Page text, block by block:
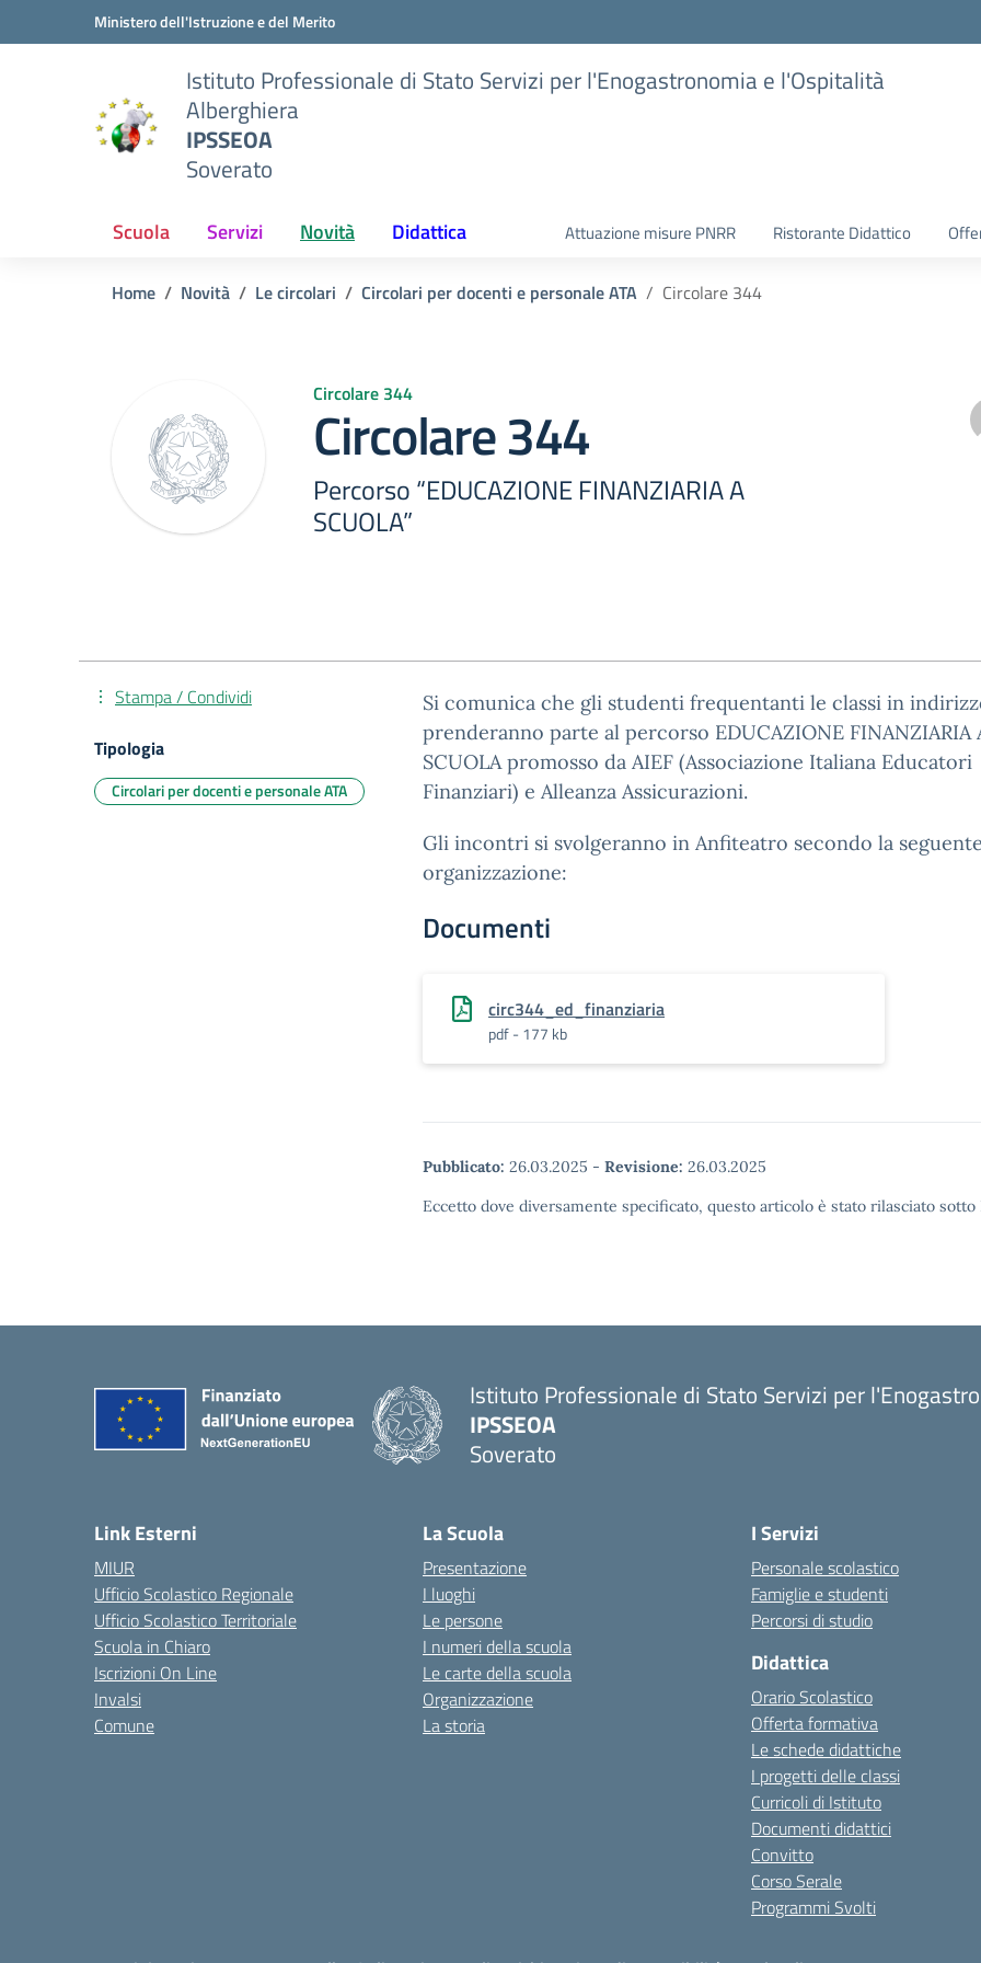
Vai ai contenuti
Vai al menu di navigazioneMinistero dell'Istruzione e del Merito
Istituto Professionale di Stato Servizi per l'Enogastronomia e l'Ospitalità
Alberghiera
IPSSEOA
Soverato
Scuola Servizi Novità Didattica Attuazione misure PNRR Ristorante Didattico
Home Novità Le circolari Circolari per docenti e personale ATA Circolare 344
Circolare 344
Circolare 344
Percorso “EDUCAZIONE FINANZIARIA A
SCUOLA”
Si comunica che gli studenti frequentanti le classi in
prenderanno parte al percorso EDUCAZIONE FINANZIARIA
SCUOLA promosso da AIEF (Associazione Italiana Educatori
Finanziari) e Alleanza Assicurazioni.
Gli incontri si svolgeranno in Anfiteatro secondo la seguente
organizzazione:
Documenti
circ344_ed_finanziaria
pdf - 177 kb
Pubblicato: 26.03.2025 - Revisione: 26.03.2025
Eccetto dove diversamente specificato, questo articolo è stato rilasciato
Stampa / Condividi
Tipologia
Circolari per docenti e personale ATA
Istituto Professionale di Stato Servizi per
IPSSEOA
Soverato
Link Esterni
MIUR
Ufficio Scolastico Regionale
Ufficio Scolastico Territoriale
Scuola in Chiaro
Iscrizioni On Line
Invalsi
Comune
La Scuola
Presentazione
I luoghi
Le persone
I numeri della scuola
Le carte della scuola
Organizzazione
La storia
I Servizi
Personale scolastico
Famiglie e studenti
Percorsi di studio
Didattica
Orario Scolastico
Offerta formativa
Le schede didattiche
I progetti delle classi
Curricoli di Istituto
Documenti didattici
Convitto
Corso Serale
Programmi Svolti